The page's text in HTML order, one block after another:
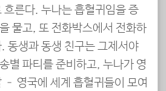
흐른다. 누나는 흡혈귀임을 증
물고, 또 전화박스에서 전화하
동생과 동생 친구는 그제서야
별 파티를 준비하고, 누나가 영
– 영국에 세계 흡혈귀들이 모여